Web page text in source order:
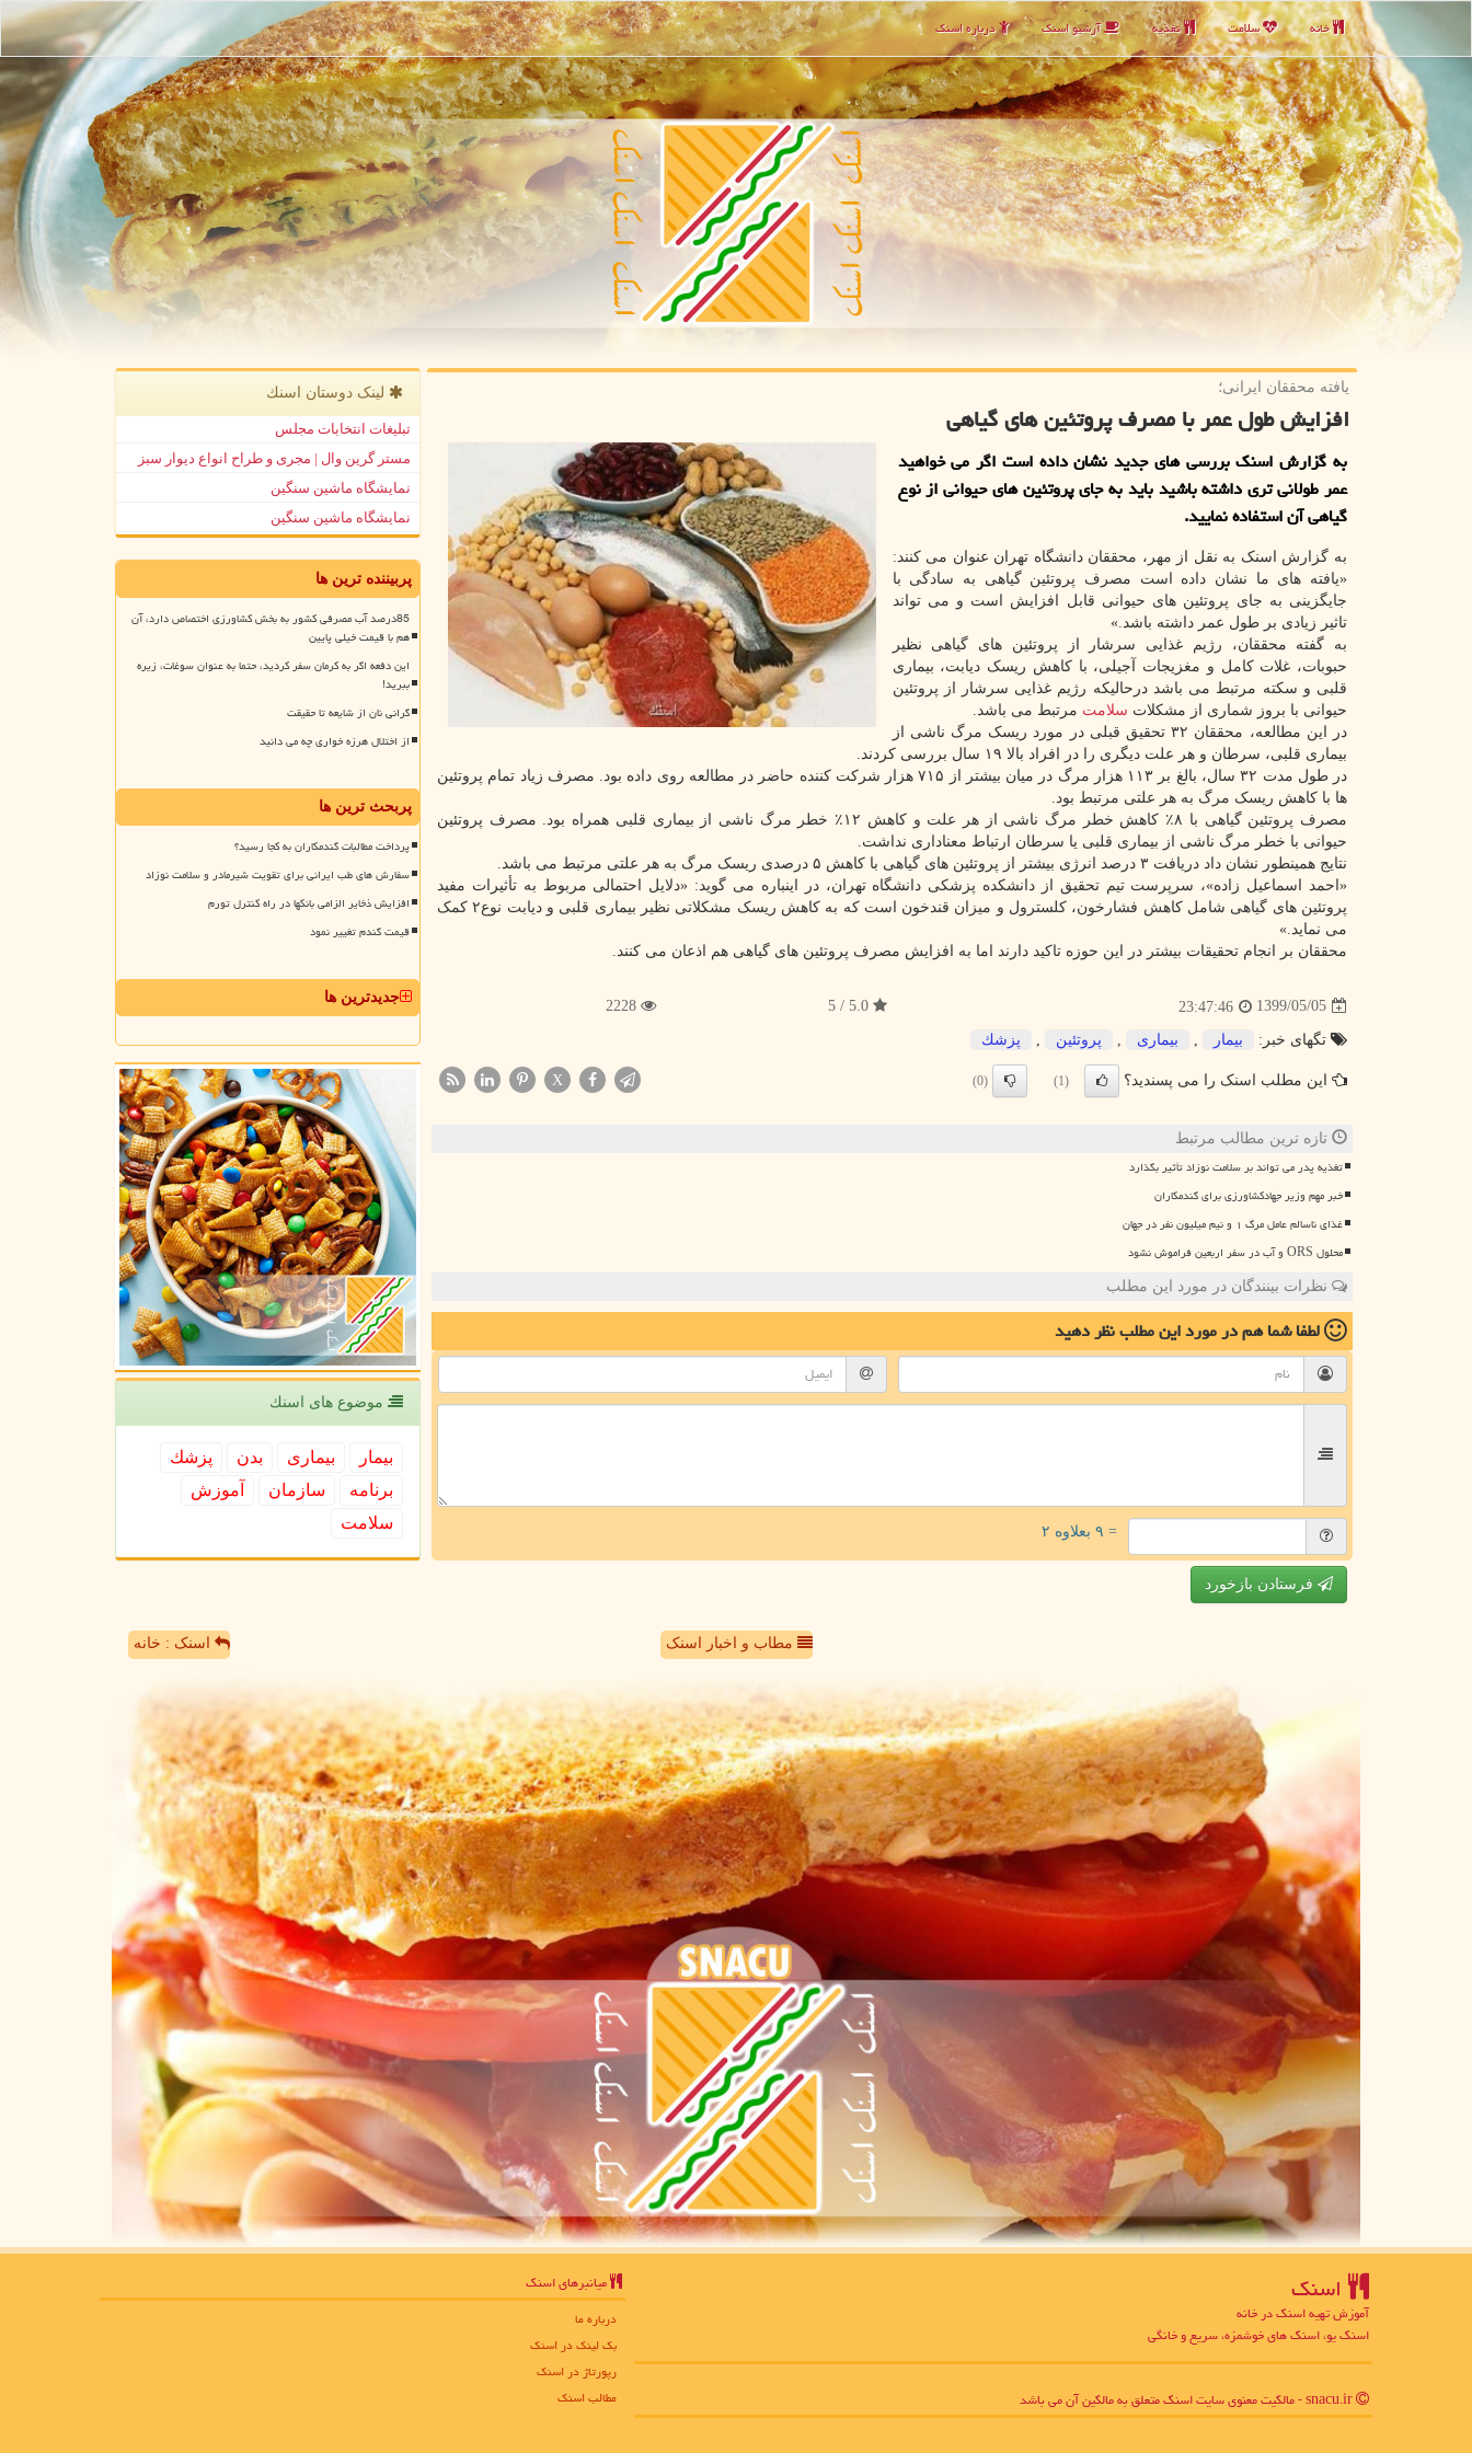
خانه سلامت تغذیه آرشیو اسنك درباره اسنك
یافته محققان ایرانی؛
افزایش طول عمر با مصرف پروتئین های گیاهی
به گزارش اسنك بررسی های جدید نشان داده است اگر می خواهید
عمر طولانی تری داشته باشید باید به جای پروتئین های حیوانی از نوع
گیاهی آن استفاده نمایید.
به گزارش اسنک به نقل از مهر، محققان دانشگاه تهران عنوان می کنند:
«یافته های ما نشان داده است مصرف پروتئین گیاهی به سادگی با
جایگزینی به جای پروتئین های حیوانی قابل افزایش است و می تواند
تاثیر زیادی بر طول عمر داشته باشد.»
به گفته محققان، رژیم غذایی سرشار از پروتئین های گیاهی نظیر
حبوبات، غلات کامل و مغزیجات آجیلی، با کاهش ریسک دیابت، بیماری
قلبی و سکته مرتبط می باشد درحالیکه رژیم غذایی سرشار از پروتئین
حیوانی با بروز شماری از مشکلات سلامت مرتبط می باشد.
در این مطالعه، محققان ۳۲ تحقیق قبلی در مورد ریسک مرگ ناشی از
بیماری قلبی، سرطان و هر علت دیگری را در افراد بالا ۱۹ سال بررسی کردند.
در طول مدت ۳۲ سال، بالغ بر ۱۱۳ هزار مرگ در میان بیشتر از ۷۱۵ هزار شرکت کننده حاضر در مطالعه روی داده بود. مصرف زیاد تمام پروتئین
ها با کاهش ریسک مرگ به هر علتی مرتبط بود.
مصرف پروتئین گیاهی با ۸٪ کاهش خطر مرگ ناشی از هر علت و کاهش ۱۲٪ خطر مرگ ناشی از بیماری قلبی همراه بود. مصرف پروتئین
حیوانی با خطر مرگ ناشی از بیماری قلبی یا سرطان ارتباط معناداری نداشت.
نتایج همینطور نشان داد دریافت ۳ درصد انرژی بیشتر از پروتئین های گیاهی با کاهش ۵ درصدی ریسک مرگ به هر علتی مرتبط می باشد.
«احمد اسماعیل زاده»، سرپرست تیم تحقیق از دانشکده پزشکی دانشگاه تهران، در اینباره می گوید: «دلایل احتمالی مربوط به تأثیرات مفید
پروتئین های گیاهی شامل کاهش فشارخون، کلسترول و میزان قندخون است که به کاهش ریسک مشکلاتی نظیر بیماری قلبی و دیابت نوع۲ کمک
می نماید.»
محققان بر انجام تحقیقات بیشتر در این حوزه تاکید دارند اما به افزایش مصرف پروتئین های گیاهی هم اذعان می کنند.
1399/05/05
23:47:46
5.0 / 5
2228
تگهای خبر: بیمار بیماری پروتئین پزشك
این مطلب اسنک را می پسندید؟ (1)
(0)
X
تازه ترین مطالب مرتبط
تغذیه پدر می تواند بر سلامت نوزاد تأثیر بگذارد
خبر مهم وزیر جهادکشاورزی برای گندمکاران
غذای ناسالم عامل مرگ ۱ و نیم میلیون نفر در جهان
محلول ORS و آب در سفر اربعین فراموش نشود
نظرات بینندگان در مورد این مطلب
لطفا شما همدر مورد این مطلبنظر دهید
= ۹ بعلاوه ۲
فرستادن بازخورد
لینک دوستان اسنك
تبلیغات انتخابات مجلس
مستر گرین وال | مجری و طراح انواع دیوار سبز
نمایشگاه ماشین سنگین
نمایشگاه ماشین سنگین
پربیننده ترین ها
85درصد آب مصرفی کشور به بخش کشاورزی اختصاص دارد، آن
هم با قیمت خیلی پایین
این دفعه اگر به کرمان سفر کردید، حتما به عنوان سوغات، زیره
ببرید!
گرانی نان از شایعه تا حقیقت
از اختلال هرزه خواری چه می دانید
پربحث ترین ها
پرداخت مطالبات گندمکاران به کجا رسید؟
سفارش های طب ایرانی برای تقویت شیرمادر و سلامت نوزاد
افزایش ذخایر الزامی بانکها در راه کنترل تورم
قیمت گندم تغییر نمود
جدیدترین ها
موضوع های اسنك
بیمار بیماری بدن
پزشك
برنامه
سازمان
آموزش
سلامت
مطاب و اخبار اسنک اسنک : خانه
اسنك
آموزش تهیه اسنک در خانه
اسنک یو، اسنک های خوشمزه، سریع و خانگی
میانبرهای اسنك
درباره ما
بک لینک در اسنك
رپورتاژ در اسنك
مطالب اسنك